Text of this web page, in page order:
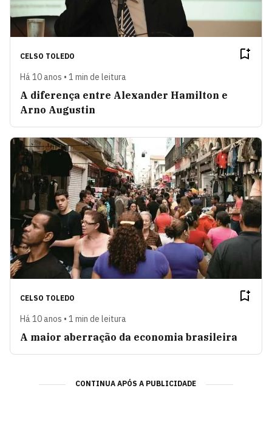
CELSO TOLEDO
Há 10 anos • 1 min de leitura
A diferença entre Alexander Hamilton e
Arno Augustin
CELSO TOLEDO
Há 10 anos • 1 min de leitura
A maior aberração da economia brasileira
CONTINUA APÓS A PUBLICIDADE